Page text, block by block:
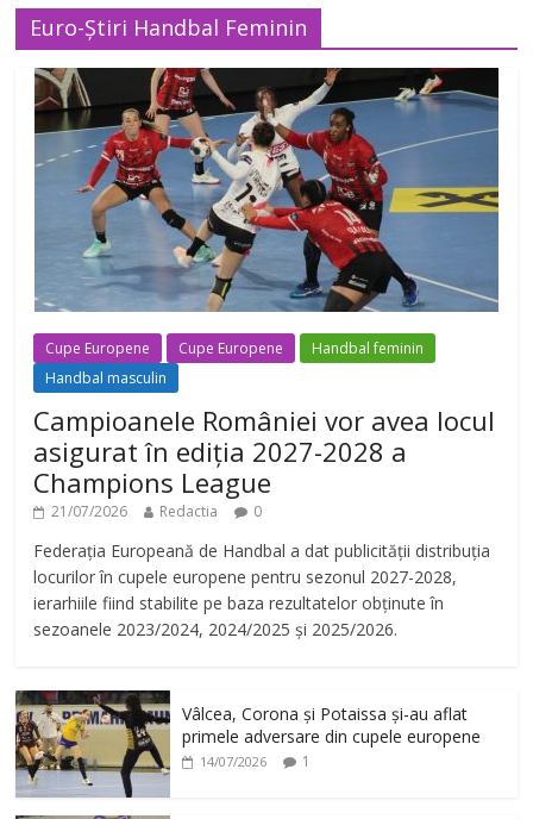
Euro-Știri Handbal Feminin
Cupe Europene Cupe Europene
Handbal feminin
Handbal masculin
Campioanele României vor avea locul
asigurat în ediția 2027-2028 a
Champions League
21/07/2026 Redactia 0
Federația Europeană de Handbal a dat publicității distribuția
locurilor în cupele europene pentru sezonul 2027-2028,
ierarhiile fiind stabilite pe baza rezultatelor obținute în
sezoanele 2023/2024, 2024/2025 și 2025/2026.
Vâlcea, Corona și Potaissa și-au aflat
primele adversare din cupele europene
14/07/2026 1